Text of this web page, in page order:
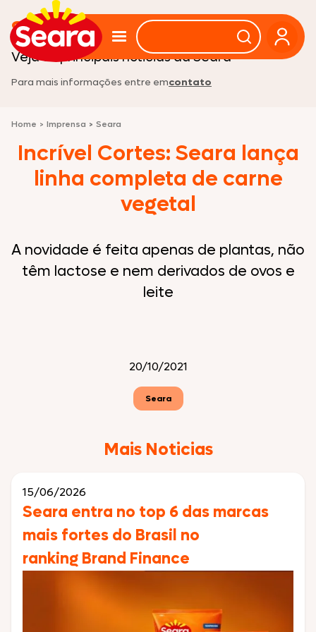
Sala de imprensa
Veja as principais noticias da Seara
Para mais informações entre emcontato
Home > Imprensa > Seara
Incrível Cortes: Seara lança
linha completa de carne
vegetal
A novidade é feita apenas de plantas, não
têm lactose e nem derivados de ovos e
leite
20/10/2021
Seara
Mais Noticias
15/06/2026
Seara entra no top 6 das marcas
mais fortes do Brasil no
ranking Brand Finance